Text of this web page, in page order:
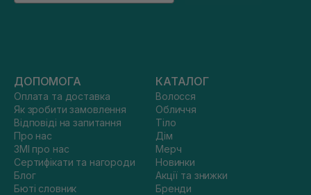
ДОПОМОГА
Оплата та доставка
Як зробити замовлення
Відповіді на запитання
Про нас
ЗМІ про нас
Сертифікати та нагороди
Блог
Бюті словник
КАТАЛОГ
Волосся
Обличчя
Тіло
Дім
Мерч
Новинки
Акції та знижки
Бренди